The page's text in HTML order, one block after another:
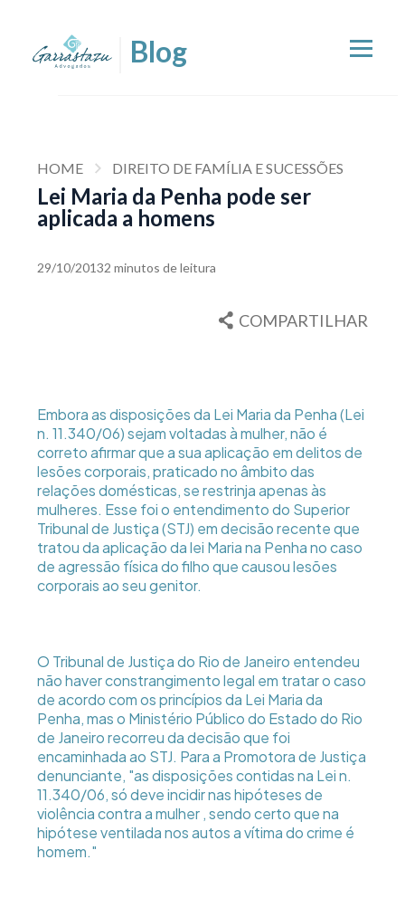
HOME DIREITO DE FAMÍLIA E SUCESSÕES
Lei Maria da Penha pode ser
aplicada a homens
29/10/20132 minutos de leitura
COMPARTILHAR
Embora as disposições da Lei Maria da Penha (Lei
n. 11.340/06) sejam voltadas à mulher, não é
correto afirmar que a sua aplicação em delitos de
lesões corporais, praticado no âmbito das
relações domésticas, se restrinja apenas às
mulheres. Esse foi o entendimento do Superior
Tribunal de Justiça (STJ) em decisão recente que
tratou da aplicação da lei Maria na Penha no caso
de agressão física do filho que causou lesões
corporais ao seu genitor.
O Tribunal de Justiça do Rio de Janeiro entendeu
não haver constrangimento legal em tratar o caso
de acordo com os princípios da Lei Maria da
Penha, mas o Ministério Público do Estado do Rio
de Janeiro recorreu da decisão que foi
encaminhada ao STJ. Para a Promotora de Justiça
denunciante, "as disposições contidas na Lei n.
11.340/06, só deve incidir nas hipóteses de
violência contra a mulher , sendo certo que na
hipótese ventilada nos autos a vítima do crime é
homem."